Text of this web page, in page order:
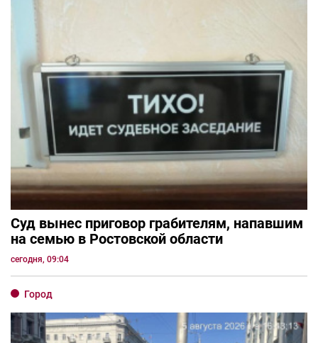
Суд вынес приговор грабителям, напавшим
на семью в Ростовской области
сегодня, 09:04
Город